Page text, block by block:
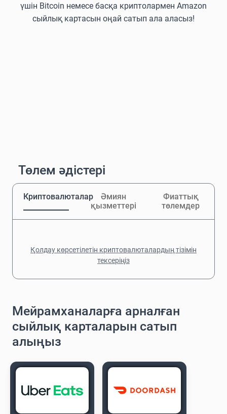
үшін Bitcoin немесе басқа криптолармен Amazon
сыйлық картасын оңай сатып ала аласыз!
Төлем әдістері
Криптовалюталар
Әмиян
қызметтері
Фиаттық
төлемдер
Қолдау көрсетілетін криптовалюталардың тізімін
тексеріңіз
Мейрамханаларға арналған
сыйлық карталарын сатып
алыңыз